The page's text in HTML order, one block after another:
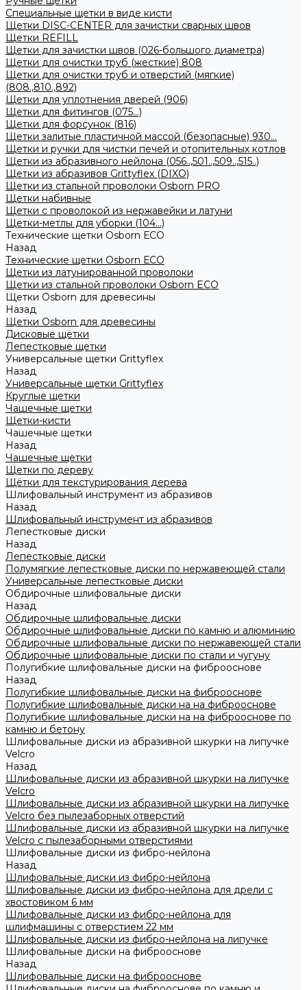
Специальные щетки в виде кисти
Щетки DISC-CENTER для зачистки сварных швов
Щетки REFILL
Щетки для зачистки швов (026-большого диаметра)
Щетки для очистки труб (жесткие) 808
Щетки для очистки труб и отверстий (мягкие)
(808.,810.,892)
Щетки для уплотнения дверей (906)
Щетки для фитингов (075...)
Щетки для форсунок (816)
Щетки залитые пластичной массой (безопасные) 930...
Щетки и ручки для чистки печей и отопительных котлов
Щетки из абразивного нейлона (056..,501..,509..,515..)
Щетки из абразивов Grittyflex (DIXO)
Щетки из стальной проволоки Osborn PRO
Щетки набивные
Щетки с проволокой из нержавейки и латуни
Щетки-метлы для уборки (104...)
Технические щетки Osborn ЕСО
Назад
Технические щетки Osborn ЕСО
Щетки из латунированной проволоки
Щетки из стальной проволоки Osborn ECO
Щетки Osborn для древесины
Назад
Щетки Osborn для древесины
Дисковые щётки
Лепестковые щетки
Универсальные щетки Grittyflex
Назад
Универсальные щетки Grittyflex
Круглые щетки
Чашечные щетки
Щетки-кисти
Чашечные щетки
Назад
Чашечные щетки
Щетки по дереву
Щётки для текстурирования дерева
Шлифовальный инструмент из абразивов
Назад
Шлифовальный инструмент из абразивов
Лепестковые диски
Назад
Лепестковые диски
Полумягкие лепестковые диски по нержавеющей стали
Универсальные лепестковые диски
Обдирочные шлифовальные диски
Назад
Обдирочные шлифовальные диски
Обдирочные шлифовальные диски по камню и алюминию
Обдирочные шлифовальные диски по нержавеющей стали
Обдирочные шлифовальные диски по стали и чугуну
Полугибкие шлифовальные диски на фиброоснове
Назад
Полугибкие шлифовальные диски на фиброоснове
Полугибкие шлифовальные диски на на фиброоснове
Полугибкие шлифовальные диски на на фиброоснове по
камню и бетону
Шлифовальные диски из абразивной шкурки на липучке
Velcro
Назад
Шлифовальные диски из абразивной шкурки на липучке
Velcro
Шлифовальные диски из абразивной шкурки на липучке
Velcro без пылезаборных отверстий
Шлифовальные диски из абразивной шкурки на липучке
Velcro с пылезаборными отверстиями
Шлифовальные диски из фибро-нейлона
Назад
Шлифовальные диски из фибро-нейлона
Шлифовальные диски из фибро-нейлона для дрели с
хвостовиком 6 мм
Шлифовальные диски из фибро-нейлона для
шлифмашины с отверстием 22 мм
Шлифовальные диски из фибро-нейлона на липучке
Шлифовальные диски на фиброоснове
Назад
Шлифовальные диски на фиброоснове